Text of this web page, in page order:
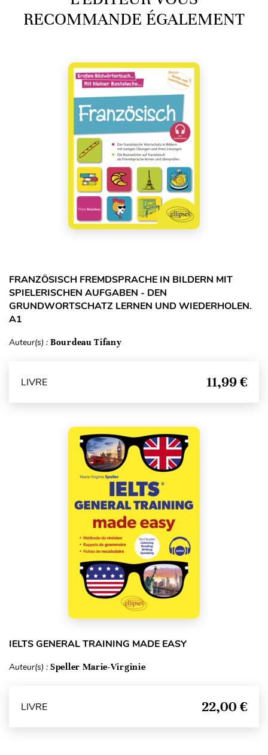
RECOMMANDE ÉGALEMENT
FRANZÖSISCH FREMDSPRACHE IN BILDERN MIT
SPIELERISCHEN AUFGABEN - DEN
GRUNDWORTSCHATZ LERNEN UND WIEDERHOLEN.
A1
Auteur(s) : Bourdeau Tifany
LIVRE 11,99 €
IELTS GENERAL TRAINING MADE EASY
Auteur(s) : Speller Marie-Virginie
LIVRE 22,00 €